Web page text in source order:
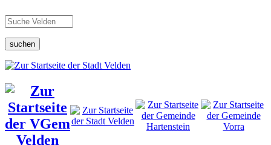
suchen